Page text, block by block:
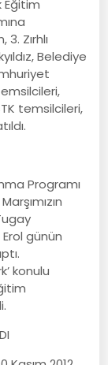
Eğitim
Zırhlı
Belediye
temsilcileri,
Programı
günün
konulu